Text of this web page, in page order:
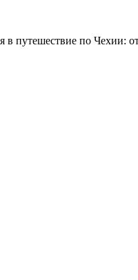
в путешествие по Чехии: